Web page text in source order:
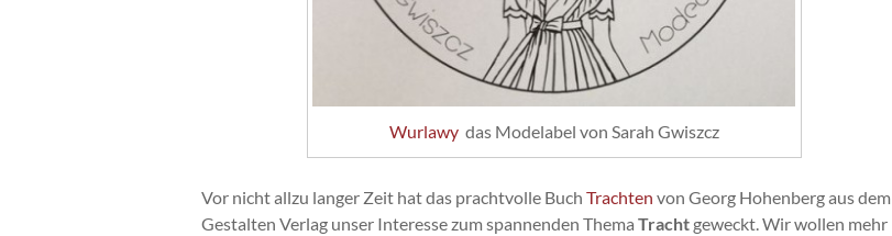
Wurlawydas Modelabel von Sarah Gwiszcz
Vor nicht allzu langer Zeit hat das prachtvolle Buch Trachten von Georg Hohenberg aus dem
Gestalten Verlag unser Interesse zum spannenden Thema Tracht geweckt. Wir wollen mehr